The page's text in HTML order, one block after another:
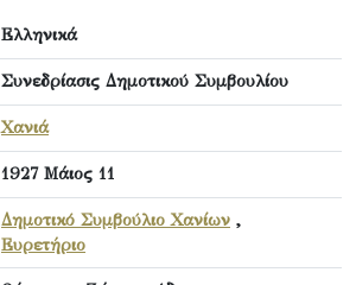
Ελληνικά
Συνεδρίασις Δημοτικού Συμβουλίου
Χανιά
1927 Μάιος 11
Δημοτικό Συμβούλιο Χανίων ,
Ευρετήριο